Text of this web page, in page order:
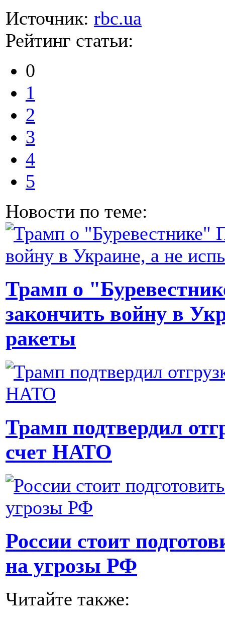
Источник: rbc.ua
Рейтинг статьи:
0
1
2
3
4
5
Новости по теме:
Трамп о
закончить войну в
ракеты
Трамп подтвердил
счет НАТО
России стоит
на угрозы РФ
Читайте также: